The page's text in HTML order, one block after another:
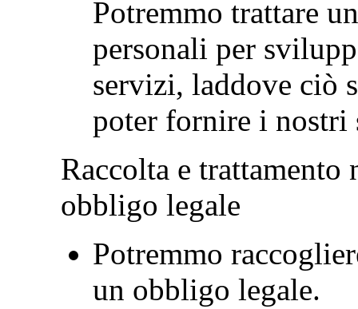
Potremmo trattare
personali per
servizi, laddove ciò
poter fornire i nostri
Raccolta e trattamento
obbligo legale
Potremmo
un obbligo legale.